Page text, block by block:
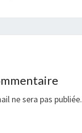
ne sera pas publiée.